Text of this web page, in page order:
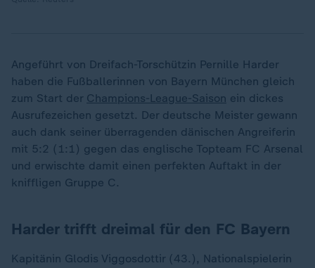
Angeführt von Dreifach-Torschützin Pernille Harder
haben die Fußballerinnen von Bayern München gleich
zum Start der Champions-League-Saison ein dickes
Ausrufezeichen gesetzt. Der deutsche Meister gewann
auch dank seiner überragenden dänischen Angreiferin
mit 5:2 (1:1) gegen das englische Topteam FC Arsenal
und erwischte damit einen perfekten Auftakt in der
kniffligen Gruppe C.
Harder trifft dreimal für den FC Bayern
Kapitänin Glodis Viggosdottir (43.), Nationalspielerin